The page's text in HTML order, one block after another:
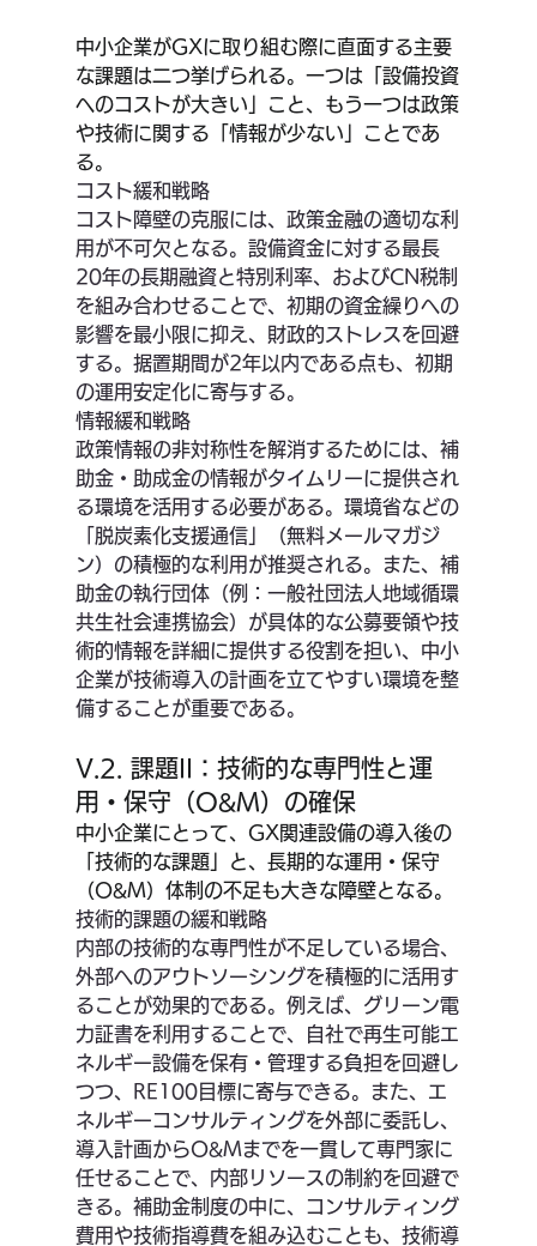
中小企業がGXに取り組む際に直面する主要
な課題は二つ挙げられる。一つは「設備投資
へのコストが大きい」こと、もう一つは政策
や技術に関する「情報が少ない」ことであ
る。
コスト緩和戦略
コスト障壁の克服には、政策金融の適切な利
用が不可欠となる。設備資金に対する最長
20年の長期融資と特別利率、およびCN税制
を組み合わせることで、初期の資金繰りへの
影響を最小限に抑え、財政的ストレスを回避
する。据置期間が2年以内である点も、初期
の運用安定化に寄与する。
情報緩和戦略
政策情報の非対称性を解消するためには、補
助金・助成金の情報がタイムリーに提供され
る環境を活用する必要がある。環境省などの
「脱炭素化支援通信」（無料メールマガジ
ン）の積極的な利用が推奨される。また、補
助金の執行団体（例：一般社団法人地域循環
共生社会連携協会）が具体的な公募要領や技
術的情報を詳細に提供する役割を担い、中小
企業が技術導入の計画を立てやすい環境を整
備することが重要である。
V.2. 課題II：技術的な専門性と運
用・保守（O&M）の確保
中小企業にとって、GX関連設備の導入後の
「技術的な課題」と、長期的な運用・保守
（O&M）体制の不足も大きな障壁となる。
技術的課題の緩和戦略
内部の技術的な専門性が不足している場合、
外部へのアウトソーシングを積極的に活用す
ることが効果的である。例えば、グリーン電
力証書を利用することで、自社で再生可能エ
ネルギー設備を保有・管理する負担を回避し
つつ、RE100目標に寄与できる。また、エ
ネルギーコンサルティングを外部に委託し、
導入計画からO&Mまでを一貫して専門家に
任せることで、内部リソースの制約を回避で
きる。補助金制度の中に、コンサルティング
費用や技術指導費を組み込むことも、技術導